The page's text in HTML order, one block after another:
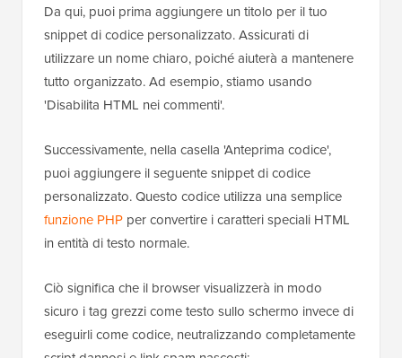
Da qui, puoi prima aggiungere un titolo per il tuo
snippet di codice personalizzato. Assicurati di
utilizzare un nome chiaro, poiché aiuterà a mantenere
tutto organizzato. Ad esempio, stiamo usando
'Disabilita HTML nei commenti'.
Successivamente, nella casella 'Anteprima codice',
puoi aggiungere il seguente snippet di codice
personalizzato. Questo codice utilizza una semplice
funzione PHP per convertire i caratteri speciali HTML
in entità di testo normale.
Ciò significa che il browser visualizzerà in modo
sicuro i tag grezzi come testo sullo schermo invece di
eseguirli come codice, neutralizzando completamente